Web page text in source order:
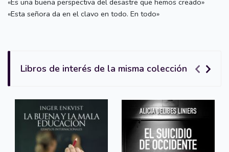
«Esta señora da en el clavo en todo. En todo»
Libros de interés de la misma colección